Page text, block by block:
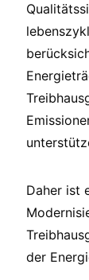
Daher ist
der